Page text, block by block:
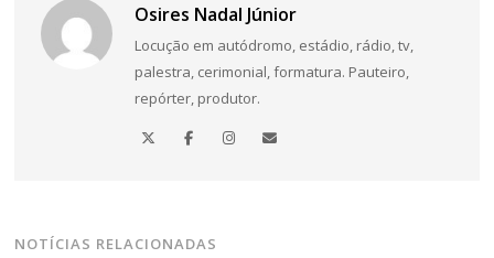
Osires Nadal Júnior
Locução em autódromo, estádio, rádio, tv,
palestra, cerimonial, formatura. Pauteiro,
repórter, produtor.
NOTÍCIAS RELACIONADAS